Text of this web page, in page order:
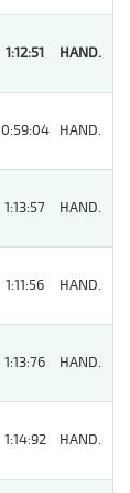
1:12:51 HAND.
0:59:04 HAND.
1:13:57 HAND.
1:11:56 HAND.
1:13:76 HAND.
1:14:92 HAND.